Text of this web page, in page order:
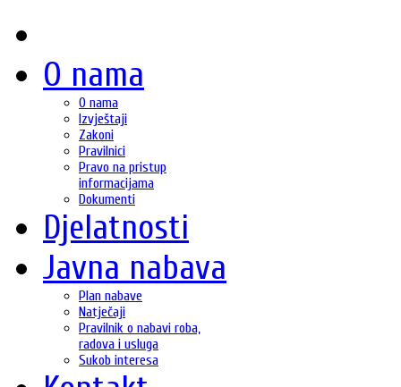
O nama
O nama
Izvještaji
Zakoni
Pravilnici
Pravo na pristup
informacijama
Dokumenti
Djelatnosti
Javna nabava
Plan nabave
Natječaji
Pravilnik o nabavi roba,
radova i usluga
Sukob interesa